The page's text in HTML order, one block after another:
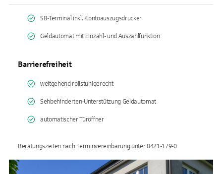
SB-Terminal inkl. Kontoauszugsdrucker
Geldautomat mit Einzahl- und Auszahlfunktion
Barrierefreiheit
weitgehend rollstuhlgerecht
Sehbehinderten-Unterstützung Geldautomat
automatischer Türöffner
Beratungszeiten nach Terminvereinbarung unter 0421-179-0